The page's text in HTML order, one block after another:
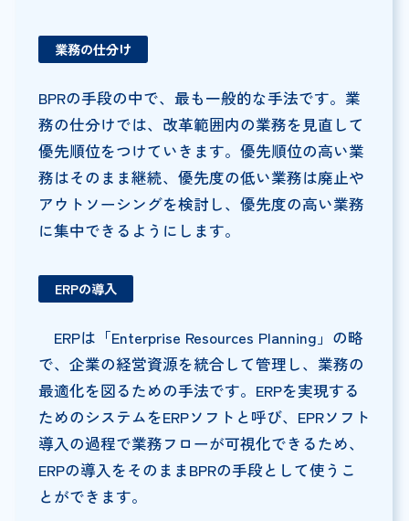
業務の仕分け
BPRの手段の中で、最も一般的な手法です。業
務の仕分けでは、改革範囲内の業務を見直して
優先順位をつけていきます。優先順位の高い業
務はそのまま継続、優先度の低い業務は廃止や
アウトソーシングを検討し、優先度の高い業務
に集中できるようにします。
ERPの導入
ERPは「Enterprise Resources Planning」の略
で、企業の経営資源を統合して管理し、業務の
最適化を図るための手法です。ERPを実現する
ためのシステムをERPソフトと呼び、EPRソフト
導入の過程で業務フローが可視化できるため、
ERPの導入をそのままBPRの手段として使うこ
とができます。